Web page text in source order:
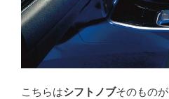
こちらはシフトノブそのものが